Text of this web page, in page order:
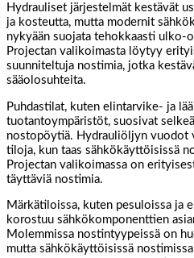
Hydrauliset järjestelmät kestävät
ja kosteutta, mutta modernit
nykyään suojata tehokkaasti ulko-
Projectan valikoimasta löytyy
suunniteltuja nostimia, jotka
sääolosuhteita.
Puhdastilat, kuten elintarvike- ja
tuotantoympäristöt, suosivat
nostopöytiä. Hydrauliöljyn vuodot
tiloja, kun taas sähkökäyttöisissä
Projectan valikoimassa on
täyttäviä nostimia.
Märkätiloissa, kuten pesuloissa ja
korostuu sähkökomponenttien
Molemmissa nostintyypeissä on
mutta sähkökäyttöisissä